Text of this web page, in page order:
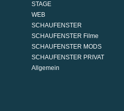
STAGE
WEB
SCHAUFENSTER
SCHAUFENSTER Filme
SCHAUFENSTER MODS
SCHAUFENSTER PRIVAT
Allgemein